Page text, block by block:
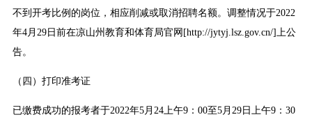
不到开考比例的岗位，相应削减或取消招聘名额。调整情况于2022
年4月29日前在凉山州教育和体育局官网[http://jytyj.lsz.gov.cn/]上公
告。
（四）打印准考证
已缴费成功的报考者于2022年5月24上午9：00至5月29日上午9：30